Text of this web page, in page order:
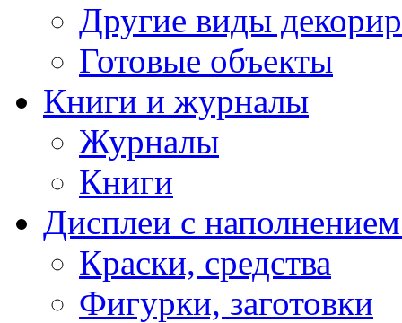
Другие виды
Готовые объекты
Книги и журналы
Журналы
Книги
Дисплеи с
Краски, средства
Фигурки, заготовки